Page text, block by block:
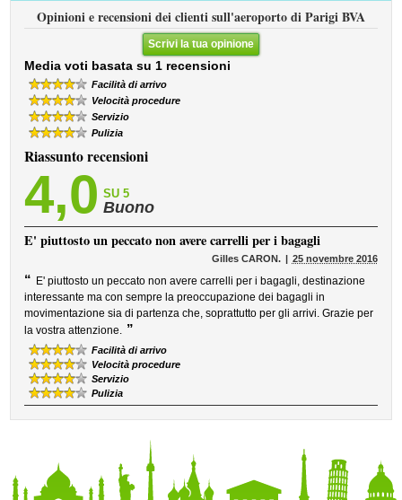
Opinioni e recensioni dei clienti sull'aeroporto di Parigi BVA
Scrivi la tua opinione
Media voti basata su 1 recensioni
Facilità di arrivo
Velocità procedure
Servizio
Pulizia
Riassunto recensioni
4,0 SU 5
Buono
E' piuttosto un peccato non avere carrelli per i bagagli
Gilles CARON. 25 novembre 2016
“ E' piuttosto un peccato non avere carrelli per i bagagli, destinazione
interessante ma con sempre la preoccupazione dei bagagli in
movimentazione sia di partenza che, soprattutto per gli arrivi. Grazie per
la vostra attenzione. ”
Facilità di arrivo
Velocità procedure
Servizio
Pulizia